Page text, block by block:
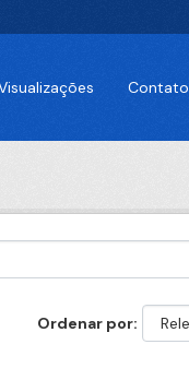
Contato
Ordenar por